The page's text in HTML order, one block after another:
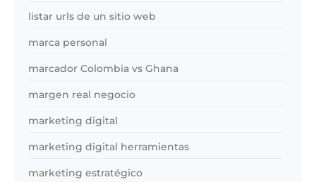
listar urls de un sitio web
marca personal
marcador Colombia vs Ghana
margen real negocio
marketing digital
marketing digital herramientas
marketing estratégico